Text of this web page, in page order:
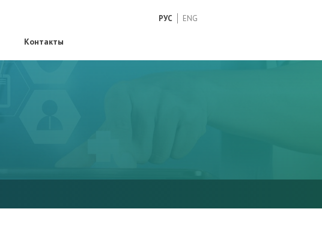
РУС ENG
Контакты